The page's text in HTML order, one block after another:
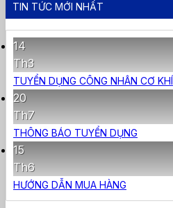
TIN TỨC MỚI NHẤT
14
Th3
TUYỂN DỤNG CÔNG NHÂN CƠ KHÍ
20
Th7
THÔNG BÁO TUYỂN DỤNG
15
Th6
HƯỚNG DẪN MUA HÀNG